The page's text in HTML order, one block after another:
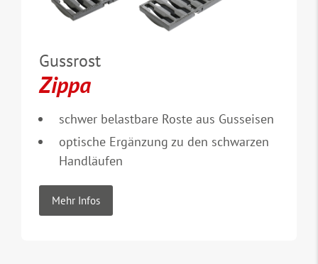
Gussrost
Zippa
schwer belastbare Roste aus Gusseisen
optische Ergänzung zu den schwarzen
Handläufen
Mehr Infos